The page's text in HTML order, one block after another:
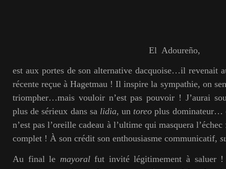
El Adoureño,
est aux portes de son alternative dacquoise…il revenait
récente reçue à Hagetmau ! Il inspire la sympathie, on
triompher…mais vouloir n’est pas pouvoir ! J’aurai
plus de sérieux dans salidia, un toreo plus dominateur…
n’est pas l’oreille cadeau à l’ultime qui masquera
complet ! À son crédit son enthousiasme communicatif,
Au final le mayoralfut invité légitimement à saluer